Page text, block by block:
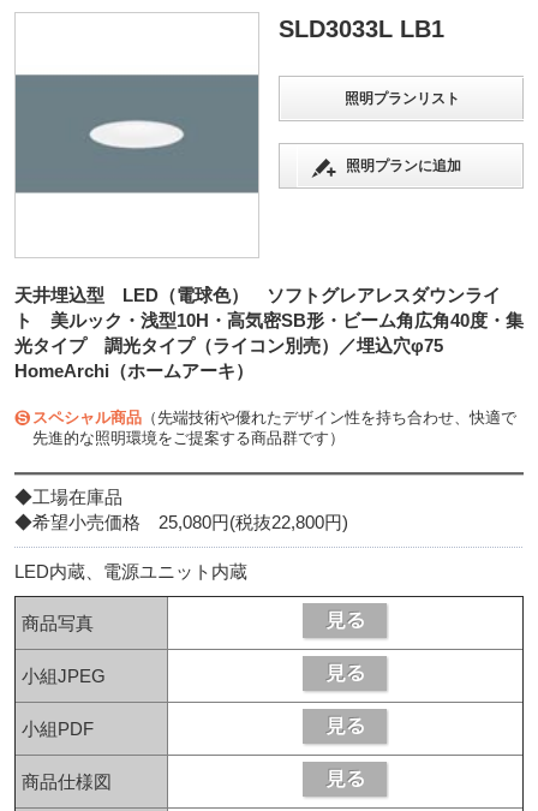
SLD3033L LB1
照明プランリスト
照明プランに追加
天井埋込型 LED（電球色） ソフトグレアレスダウンライ
ト 美ルック・浅型10H・高気密SB形・ビーム角広角40度・集
光タイプ 調光タイプ（ライコン別売）／埋込穴φ75
HomeArchi（ホームアーキ）
スペシャル商品 （先端技術や優れたデザイン性を持ち合わせ、快適で
先進的な照明環境をご提案する商品群です）
◆工場在庫品
◆希望小売価格 25,080円(税抜22,800円)
LED内蔵、電源ユニット内蔵
商品写真
小組JPEG
小組PDF
商品仕様図